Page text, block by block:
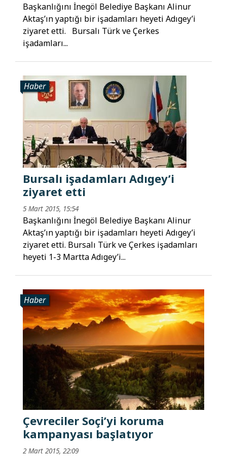
Başkanlığını İnegöl Belediye Başkanı Alinur
Aktaş’ın yaptığı bir işadamları heyeti Adıgey’i
ziyaret etti. Bursalı Türk ve Çerkes
işadamları...
Haber
Bursalı işadamları Adıgey’i
ziyaret etti
5 Mart 2015, 15:54
Başkanlığını İnegöl Belediye Başkanı Alinur
Aktaş’ın yaptığı bir işadamları heyeti Adıgey’i
ziyaret etti. Bursalı Türk ve Çerkes işadamları
heyeti 1-3 Martta Adıgey’i...
Haber
Çevreciler Soçi’yi koruma
kampanyası başlatıyor
2 Mart 2015, 22:09